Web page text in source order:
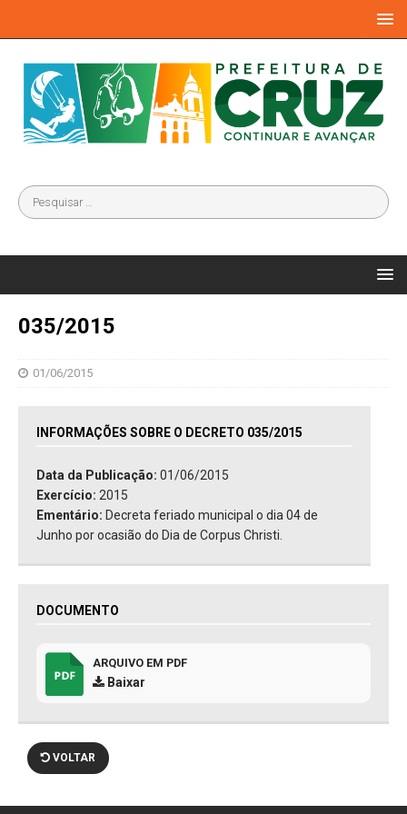
035/2015
01/06/2015
INFORMAÇÕES SOBRE O DECRETO 035/2015
Data da Publicação: 01/06/2015
Exercício: 2015
Ementário: Decreta feriado municipal o dia 04 de
Junho por ocasião do Dia de Corpus Christi.
DOCUMENTO
ARQUIVO EM PDF
Baixar
VOLTAR